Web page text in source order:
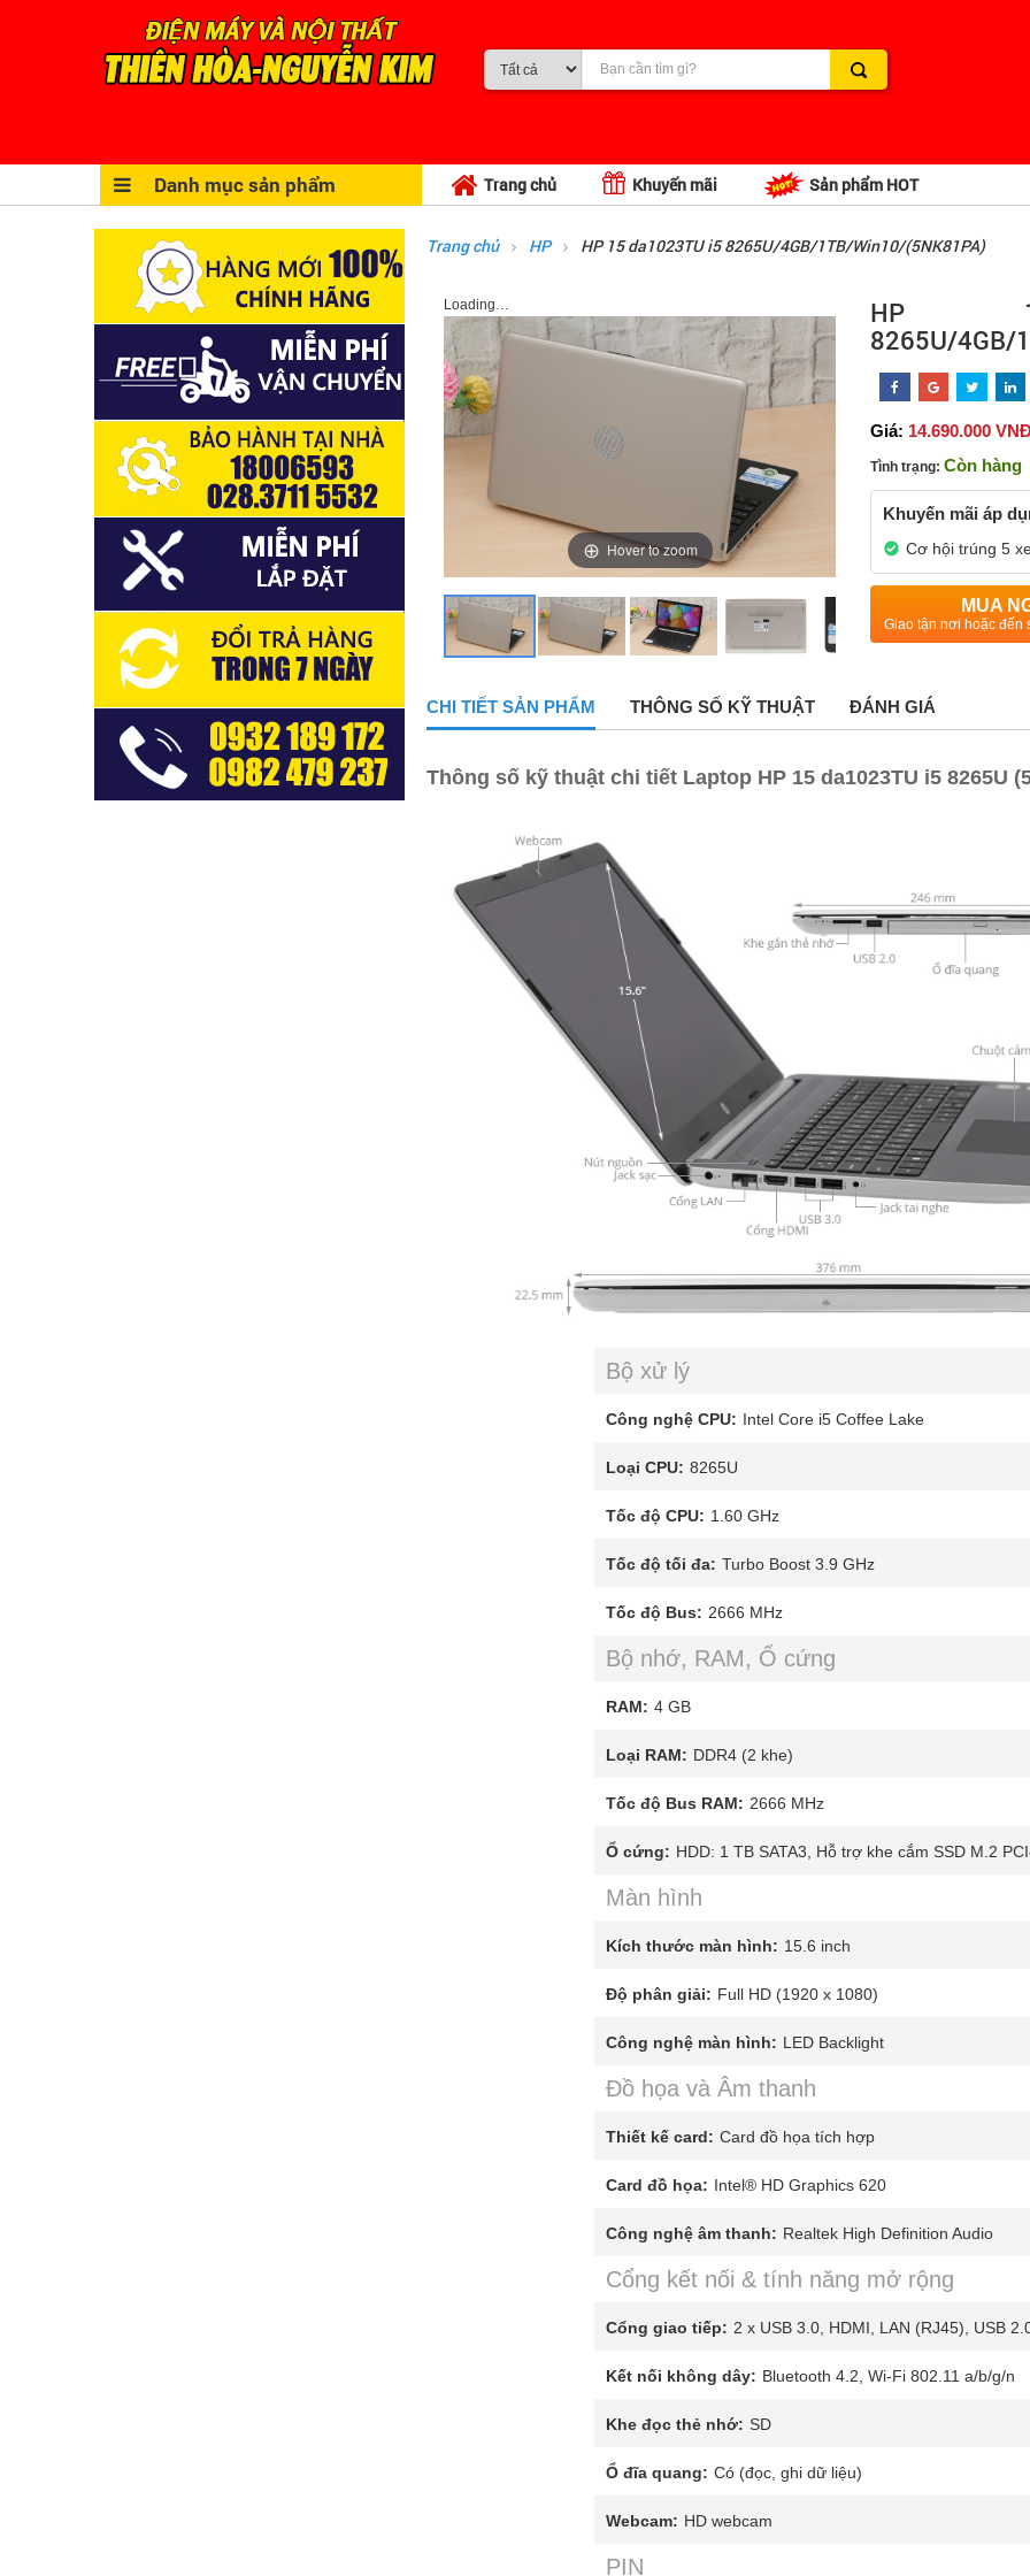
Danh mục sản phẩm Trang chủ Khuyến mãi Sản phẩm HOT
Trang chủ HP HP 15 da1023TU i5 8265U/4GB/1TB/Win10/(5NK81PA)
Loading…
Hover to zoom
HP
8265U/4GB/
Giá: 14.690.000
Tình trạng: Còn hàng
Khuyến mãi áp
Cơ hội trúng 5
MUA
Giao tận nơi hoặc đến
CHI TIẾT SẢN PHẨM THÔNG SỐ KỸ THUẬT ĐÁNH GIÁ
Thông số kỹ thuật chi tiết Laptop HP 15 da1023TU i5 8265U
Bộ xử lý
Công nghệ CPU: Intel Core i5 Coffee Lake
Loại CPU: 8265U
Tốc độ CPU: 1.60 GHz
Tốc độ tối đa: Turbo Boost 3.9 GHz
Tốc độ Bus: 2666 MHz
Bộ nhớ, RAM, Ổ cứng
RAM: 4 GB
Loại RAM: DDR4 (2 khe)
Tốc độ Bus RAM: 2666 MHz
Ổ cứng: HDD: 1 TB SATA3, Hỗ trợ khe cắm SSD M.2
Màn hình
Kích thước màn hình: 15.6 inch
Độ phân giải: Full HD (1920 x 1080)
Công nghệ màn hình: LED Backlight
Đồ họa và Âm thanh
Thiết kế card: Card đồ họa tích hợp
Card đồ họa: Intel® HD Graphics 620
Công nghệ âm thanh: Realtek High Definition Audio
Cổng kết nối & tính năng mở rộng
Cổng giao tiếp: 2 x USB 3.0, HDMI, LAN (RJ45), USB
Kết nối không dây: Bluetooth 4.2, Wi-Fi 802.11 a/b/g/n
Khe đọc thẻ nhớ: SD
Ổ đĩa quang: Có (đọc, ghi dữ liệu)
Webcam: HD webcam
PIN